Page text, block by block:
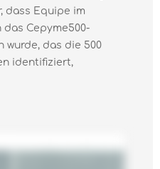
dass Equipe im
das Cepyme500-
wurde, das die 500
identifiziert,